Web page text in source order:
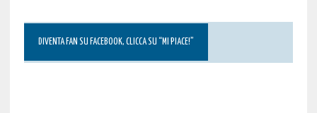
DIVENTA FAN SU FACEBOOK, CLICCA SU “MI PIACE!”